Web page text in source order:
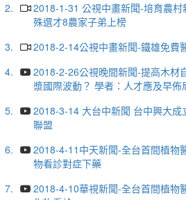
2.
2018-1-31 公視中畫新聞-培育農村
殊選才8農家子弟上榜
3.
2018-2-14公視中畫新聞-鐵雄免費
4.
2018-2-26公視晚間新聞-提高木材
漿國際波動？ 學者：人才應及早佈
5.
2018-3-14 大台中新聞 台中興大成
聯盟
6.
2018-4-11中天新聞-全台首間植物
物看診對症下藥
7.
2018-4-10華視新聞-全台首間植物